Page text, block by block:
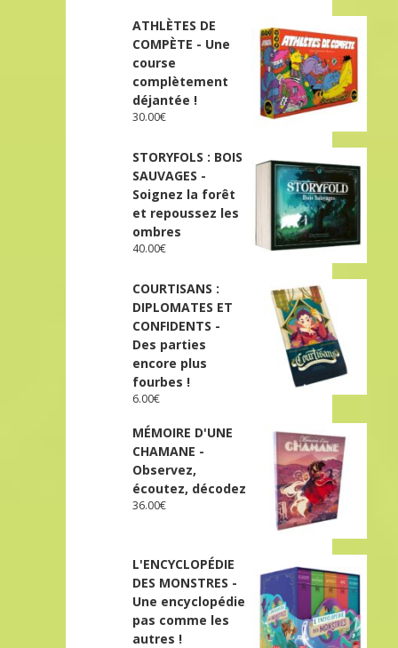
ATHLÈTES DE
COMPÈTE - Une
course
complètement
déjantée !
30.00€
STORYFOLS : BOIS
SAUVAGES -
Soignez la forêt
et repoussez les
ombres
40.00€
COURTISANS :
DIPLOMATES ET
CONFIDENTS -
Des parties
encore plus
fourbes !
6.00€
MÉMOIRE D'UNE
CHAMANE -
Observez,
écoutez, décodez
36.00€
L'ENCYCLOPÉDIE
DES MONSTRES -
Une encyclopédie
pas comme les
autres !